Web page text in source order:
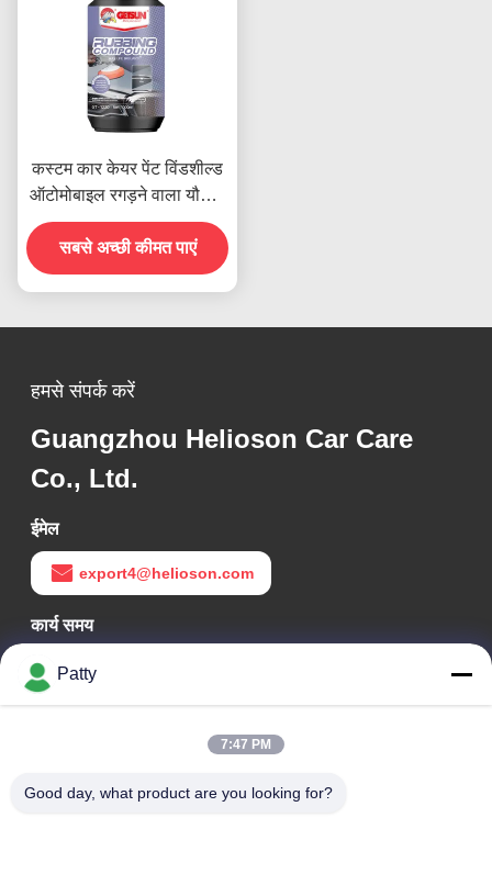
कस्टम कार केयर पेंट विंडशील्ड
ऑटोमोबाइल रगड़ने वाला यौगिक
1000 कच्चे पॉलिश
सबसे अच्छी कीमत पाएं
हमसे संपर्क करें
Guangzhou Helioson Car Care
Co., Ltd.
ईमेल
export4@helioson.com
कार्य समय
09:30-18:30
हमारा पता
Patty
7:47 PM
Good day, what product are you looking for?